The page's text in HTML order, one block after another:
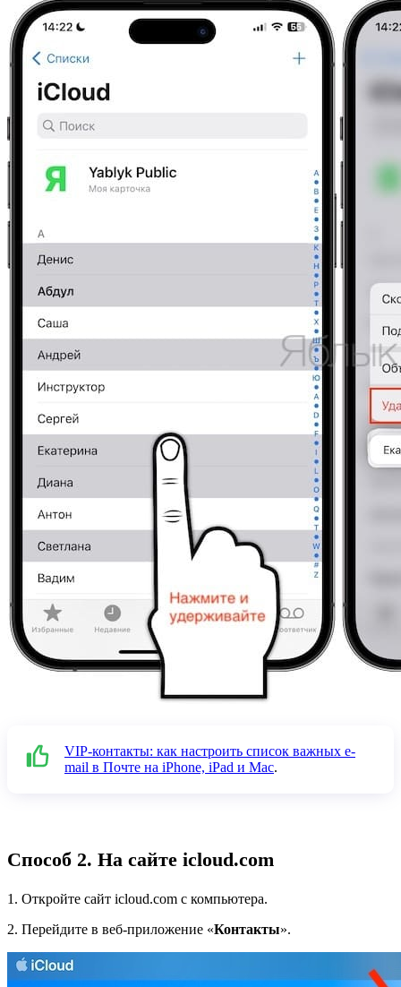
VIP-контакты: как настроить список важных e-
mail в Почте на iPhone, iPad и Mac.
Способ 2. На сайте icloud.com
1. Откройте сайт icloud.com с компьютера.
2. Перейдите в веб-приложение «Контакты».